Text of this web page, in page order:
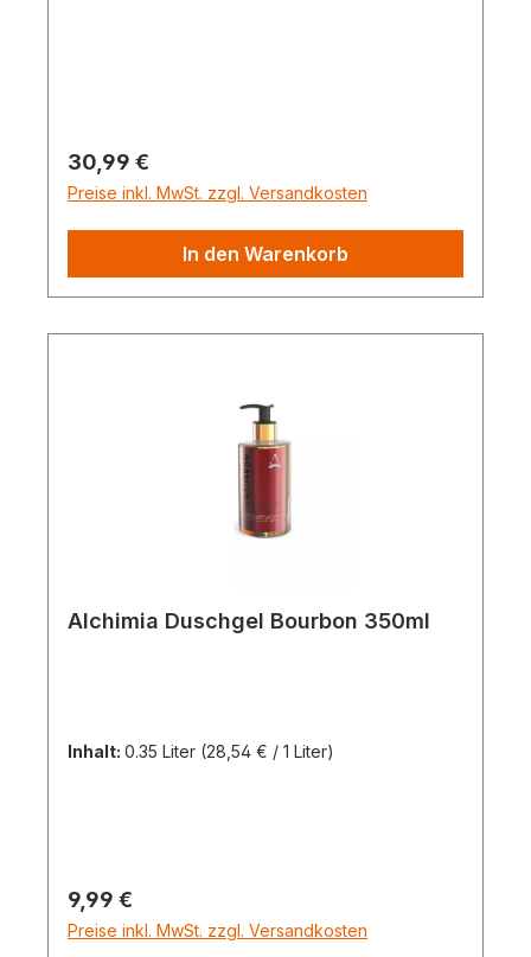
Regulärer Preis:
30,99 €
Preise inkl. MwSt. zzgl. Versandkosten
In den Warenkorb
Alchimia Duschgel Bourbon 350ml
Inhalt: 0.35 Liter (28,54 € / 1 Liter)
Regulärer Preis:
9,99 €
Preise inkl. MwSt. zzgl. Versandkosten